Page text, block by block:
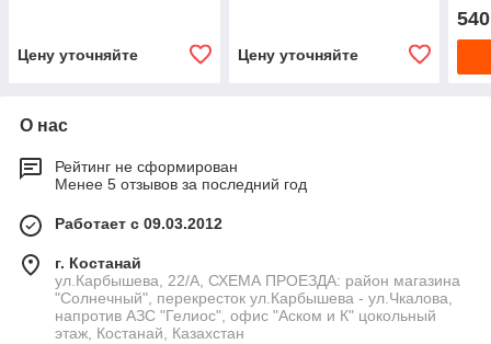
(кинематической)
Цену уточняйте Цену уточняйте
540
О нас
Рейтинг не сформирован
Менее 5 отзывов за последний год
Работает с 09.03.2012
г. Костанай
ул.Карбышева, 22/А, СХЕМА ПРОЕЗДА: район магазина
"Солнечный", перекресток ул.Карбышева - ул.Чкалова,
напротив АЗС "Гелиос", офис "Аском и К" цокольный
этаж, Костанай, Казахстан